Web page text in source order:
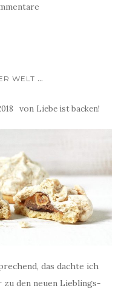
WELT ...
von Liebe ist backen!
das dachte ich
zu den neuen Lieblings-